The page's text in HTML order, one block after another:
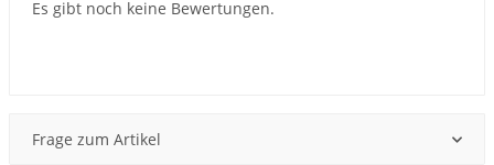
Es gibt noch keine Bewertungen.
Frage zum Artikel